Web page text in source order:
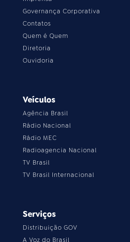
Governança Corporativa
Contatos
Quem é Quem
Diretoria
Ouvidoria
Veículos
Agência Brasil
Rádio Nacional
Rádio MEC
Radioagencia Nacional
TV Brasil
TV Brasil Internacional
Serviços
Distribuição GOV
A Voz do Brasil